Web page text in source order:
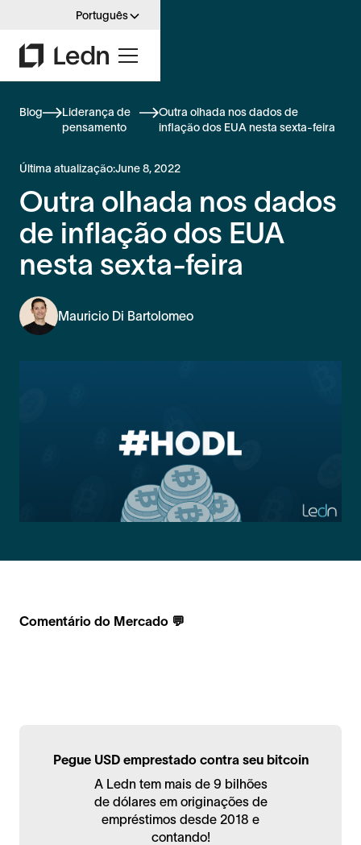
Português
Blog
Liderança de
pensamento
Outra olhada nos dados de
inflação dos EUA nesta sexta-feira
Última atualização:June 8, 2022
Outra olhada nos dados
de inflação dos EUA
nesta sexta-feira
Mauricio Di Bartolomeo
Pegue USD emprestado contra seu bitcoin
A Ledn tem mais de 9 bilhões
de dólares em originações de
empréstimos desde 2018 e
contando!
Comentário do Mercado 💬